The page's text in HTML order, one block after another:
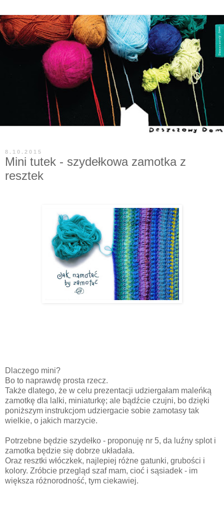
8.10.2015
Mini tutek - szydełkowa zamotka z
resztek
Dlaczego mini?
Bo to naprawdę prosta rzecz.
Także dlatego, że w celu prezentacji udziergałam maleńką
zamotkę dla lalki, miniaturkę; ale bądźcie czujni, bo dzięki
poniższym instrukcjom udziergacie sobie zamotasy tak
wielkie, o jakich marzycie.
Potrzebne będzie szydełko - proponuję nr 5, da luźny splot i
zamotka będzie się dobrze układała.
Oraz resztki włóczkek, najlepiej różne gatunki, grubości i
kolory. Zróbcie przegląd szaf mam, cioć i sąsiadek - im
większa różnorodność, tym ciekawiej.